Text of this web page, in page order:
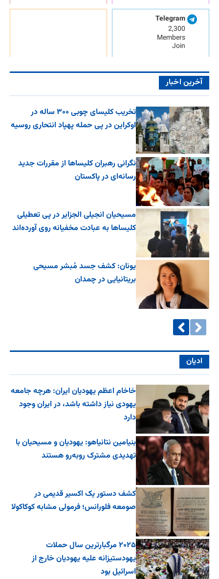
Telegram
2,300
Members
Join
آخرین اخبار
تخریب کلیسای چوبی ۳۰۰ ساله در
اوکراین در پی حمله پهپاد انتحاری روسیه
نگرانی رهبران کلیساها از مقررات جدید
رسانه‌ای در پاکستان
مسیحیان انجیلی الجزایر در پی تعطیلی
کلیساها به عبادت مخفیانه روی آورده‌اند
یونان: کشف جسد مُبشر مسیحی
بریتانیایی در چمدان
ادیان
خاخام اعظم یهودیان ایران: هرچه جامعه
یهودی نیاز داشته باشد، در ایران وجود
دارد
بنیامین نتانیاهو: یهودیان و مسیحیان با
تهدیدی مشترک روبه‌رو هستند
کشف دستور یک اکسیر قدیمی در
صومعه فلورانس؛ فرمولی مشابه کوکاکولا
۲۰۲۵ مرگبارترین سال حملات
یهودستیزانه علیه یهودیان خارج از
اسرائیل بود